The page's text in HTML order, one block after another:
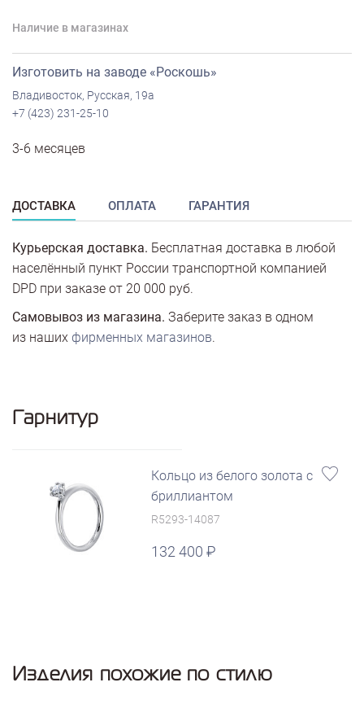
Наличие в магазинах
Изготовить на заводе «Роскошь»
Владивосток, Русская, 19а
+7 (423) 231-25-10
3-6 месяцев
ДОСТАВКА ОПЛАТА ГАРАНТИЯ
Курьерская доставка. Бесплатная доставка в любой
населённый пункт России транспортной компанией
DPD при заказе от 20 000 руб.
Самовывоз из магазина. Заберите заказ в одном
из наших фирменных магазинов.
Гарнитур
Кольцо из белого золота с
бриллиантом
R5293-14087
132 400
Изделия похожие по стилю